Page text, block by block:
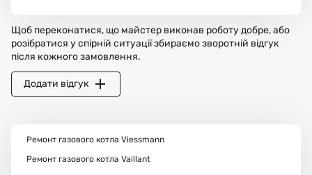
Щоб переконатися, що майстер виконав роботу добре, або
розібратися у спірній ситуації збираємо зворотній відгук
після кожного замовлення.
Додати відгук
Ремонт газового котла Viessmann
Ремонт газового котла Vaillant